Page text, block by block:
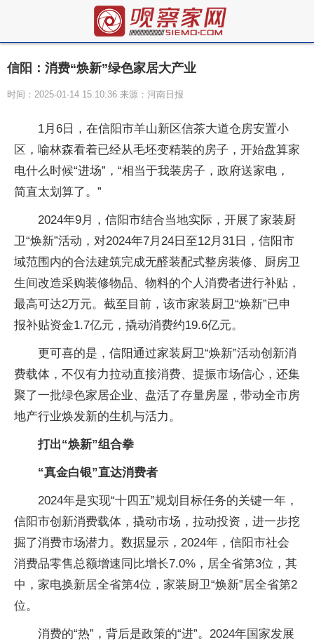
信阳：消费“焕新”绿色家居大产业
时间：2025-01-14 15:10:36 来源：河南日报
1月6日，在信阳市羊山新区信茶大道仓房安置小
区，喻林森看着已经从毛坯变精装的房子，开始盘算家
电什么时候“进场”，“相当于我装房子，政府送家电，
简直太划算了。”
2024年9月，信阳市结合当地实际，开展了家装厨
卫“焕新”活动，对2024年7月24日至12月31日，信阳市
域范围内的合法建筑完成无醛装配式整房装修、厨房卫
生间改造采购装修物品、物料的个人消费者进行补贴，
最高可达2万元。截至目前，该市家装厨卫“焕新”已申
报补贴资金1.7亿元，撬动消费约19.6亿元。
更可喜的是，信阳通过家装厨卫“焕新”活动创新消
费载体，不仅有力拉动直接消费、提振市场信心，还集
聚了一批绿色家居企业、盘活了存量房屋，带动全市房
地产行业焕发新的生机与活力。
打出“焕新”组合拳
“真金白银”直达消费者
2024年是实现“十四五”规划目标任务的关键一年，
信阳市创新消费载体，撬动市场，拉动投资，进一步挖
掘了消费市场潜力。数据显示，2024年，信阳市社会
消费品零售总额增速同比增长7.0%，居全省第3位，其
中，家电换新居全省第4位，家装厨卫“焕新”居全省第2
位。
消费的“热”，背后是政策的“进”。2024年国家发展